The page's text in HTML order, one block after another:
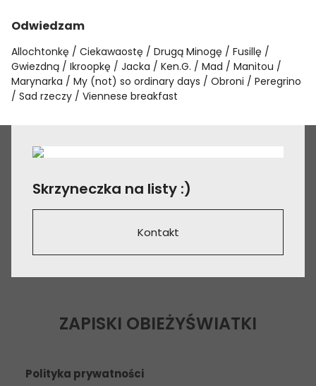
Odwiedzam
Allochtonkę Ciekawaostę Drugą Minogę
Fusillę
Gwiezdną
Ikroopkę Jacka Ken.G. Mad
Manitou
Marynarka
My (not) so ordinary days Obroni
Peregrino
Sad rzeczy
Viennese breakfast
Skrzyneczka na listy :)
Kontakt
ZAPISKI OBIEŻYŚWIATKI
Polityka prywatności